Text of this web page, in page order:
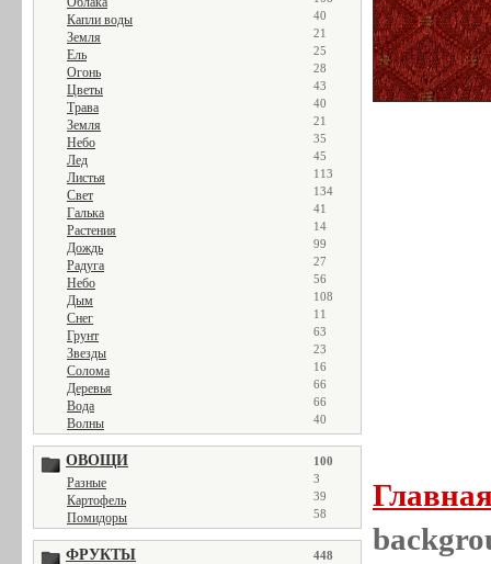
Капли воды 40
Земля 21
Ель 25
Огонь 28
Цветы 43
Трава 40
Земля 21
Небо 35
Лед 45
Листья 113
Свет 134
Галька 41
Растения 14
Дождь 99
Радуга 27
Небо 56
Дым 108
Снег 11
Грунт 63
Звезды 23
Солома 16
Деревья 66
Вода 66
Волны 40
ОВОЩИ 100
Разные 3
Картофель 39
Помидоры 58
ФРУКТЫ 448